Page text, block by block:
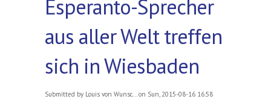
Esperanto-Sprecher
aus aller Welt treffen
sich in Wiesbaden
Submitted by Louis von Wunsc... on Sun, 2015-08-16 16:58